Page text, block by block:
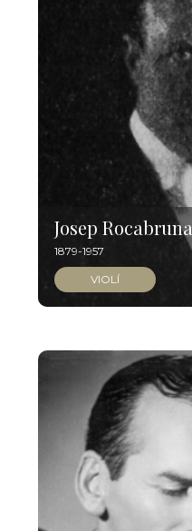
Josep Rocabruna
1879-1957
VIOLÍ